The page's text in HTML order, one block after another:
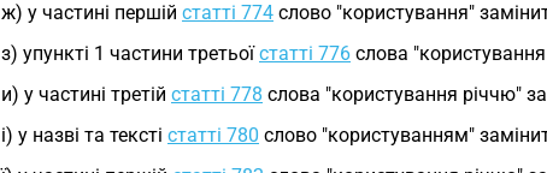
ж) у частині першій статті 774 слово "користування"
з) упункті 1 частини третьоїстатті 776 слова
и) у частині третій статті 778 слова "користування річчю"
і) у назві та тексті статті 780 слово "користуванням"